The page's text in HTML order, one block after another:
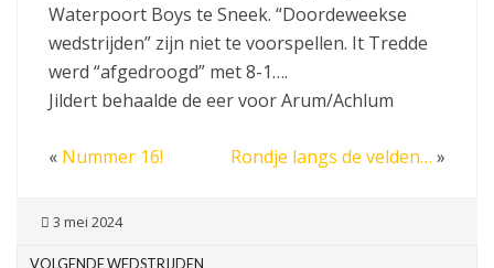
Waterpoort Boys te Sneek. “Doordeweekse
wedstrijden” zijn niet te voorspellen. It Tredde
werd “afgedroogd” met 8-1….
Jildert behaalde de eer voor Arum/Achlum
« Nummer 16! Rondje langs de velden… »
3 mei 2024
VOLGENDE WEDSTRIJDEN